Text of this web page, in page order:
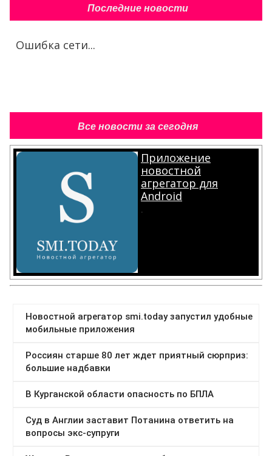
Последние новости
Ошибка сети...
Все новости за сегодня
Приложение
новостной
агрегатор для
Android
.